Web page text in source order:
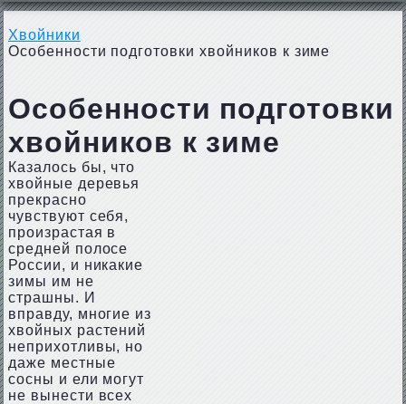
Хвойники
Особенности подготовки хвойников к зиме
Особенности подготовки
хвойников к зиме
Казалось бы, что
хвойные деревья
прекрасно
чувствуют себя,
произрастая в
средней полосе
России, и никакие
зимы им не
страшны. И
вправду, многие из
хвойных растений
неприхотливы, но
даже местные
сосны и ели могут
не вынести всех